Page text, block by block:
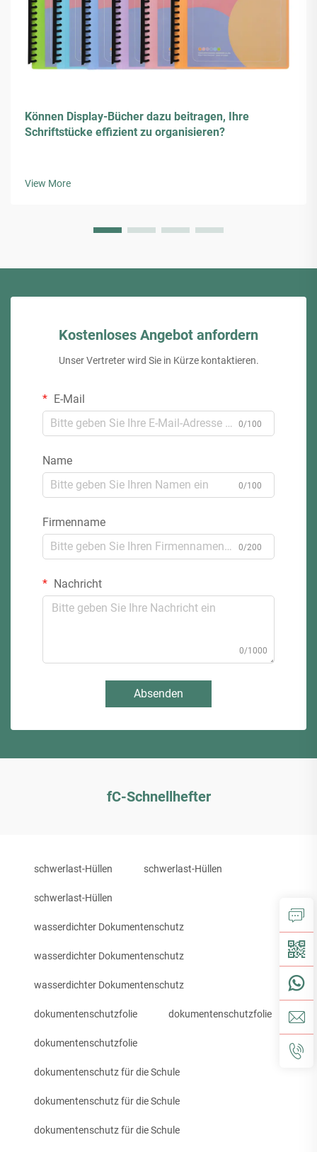
Können Display-Bücher dazu beitragen, Ihre
Schriftstücke effizient zu organisieren?
View More
Kostenloses Angebot anfordern
Unser Vertreter wird Sie in Kürze kontaktieren.
E-Mail
0/100
Name
0/100
Firmenname
0/200
Nachricht
0/1000
Absenden
fC-Schnellhefter
schwerlast-Hüllen schwerlast-Hüllen
schwerlast-Hüllen
wasserdichter Dokumentenschutz
wasserdichter Dokumentenschutz
wasserdichter Dokumentenschutz
dokumentenschutzfolie dokumentenschutzfolie
dokumentenschutzfolie
dokumentenschutz für die Schule
dokumentenschutz für die Schule
dokumentenschutz für die Schule